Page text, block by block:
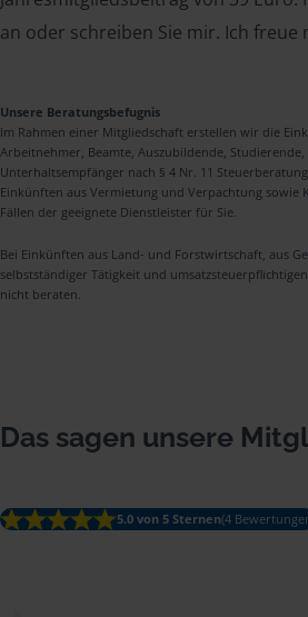
an oder schreiben Sie mir. Ich freue
Unsere Beratungsbefugnis
Im Rahmen einer Mitgliedschaft erstellen wir die
Arbeitnehmer, Beamte, Auszubildende,
Unterhaltsempfänger nach § 4 Nr. 11
Einkünften aus Vermietung und Verpachtung sowie
Fällen der geeignete Dienstleister für Sie.
Bei Einkünften aus Land- und Forstwirtschaft, aus
selbstständiger Tätigkeit und
nicht beraten.
Das sagen unsere
5.0 von 5 Sternen(4